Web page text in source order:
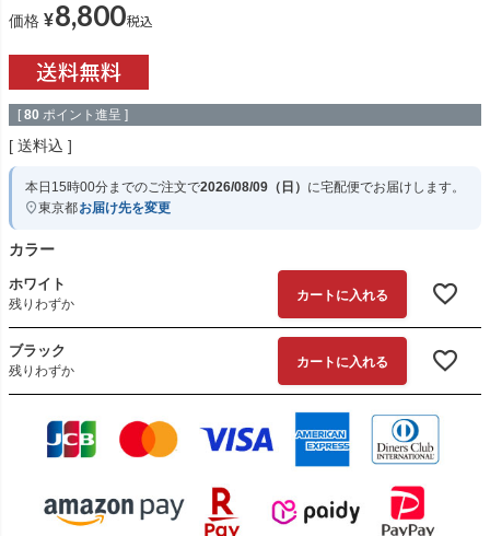
価格 ¥8,800税込
[ 80 ポイント進呈 ]
送料込
本日 15時00分までのご注文で2026/08/09（日） に宅配便でお届けします。
東京都お届け先を変更
カラー
ホワイト
残りわずか
カートに入れる
ブラック
残りわずか
カートに入れる